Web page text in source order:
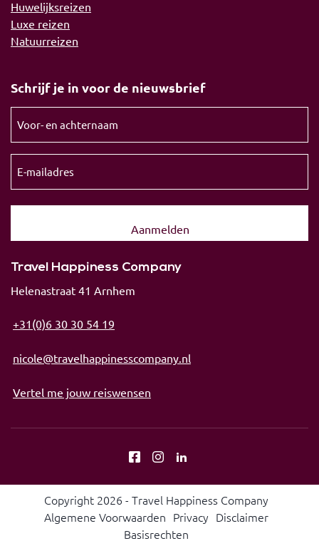
Huwelijksreizen
Luxe reizen
Natuurreizen
Schrijf je in voor de nieuwsbrief
en
(Vereist)
mailadres
Travel Happiness Company
Helenastraat 41 Arnhem
+31(0)6 30 30 54 19
nicole@travelhappinesscompany.nl
Vertel me jouw reiswensen
Copyright 2026 - Travel Happiness Company
Algemene Voorwaarden
Privacy
Disclaimer
Basisrechten